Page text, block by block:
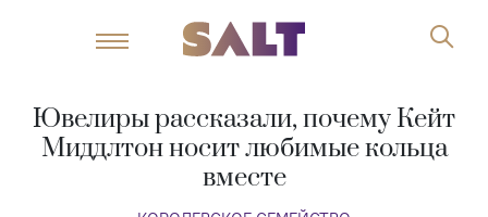
Ювелиры рассказали, почему Кейт
Миддлтон носит любимые кольца
вместе